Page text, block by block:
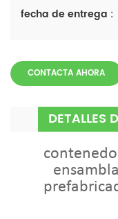
fecha de entrega :
CONTACTA AHORA
DETALLES